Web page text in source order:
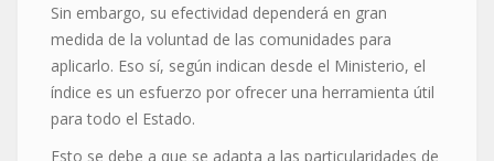
Sin embargo, su efectividad dependerá en gran
medida de la voluntad de las comunidades para
aplicarlo. Eso sí, según indican desde el Ministerio, el
índice es un esfuerzo por ofrecer una herramienta útil
para todo el Estado.
Esto se debe a que se adapta a las particularidades de